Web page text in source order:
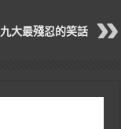
九大最殘忍的笑話